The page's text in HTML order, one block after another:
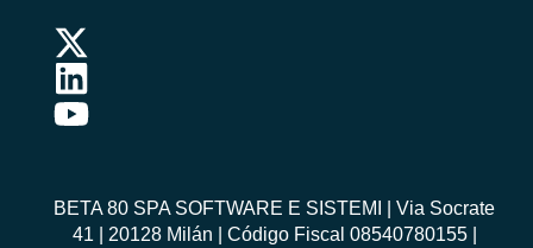
BETA 80 SPA SOFTWARE E SISTEMI | Via Socrate
41 | 20128 Milán | Código Fiscal 08540780155 |